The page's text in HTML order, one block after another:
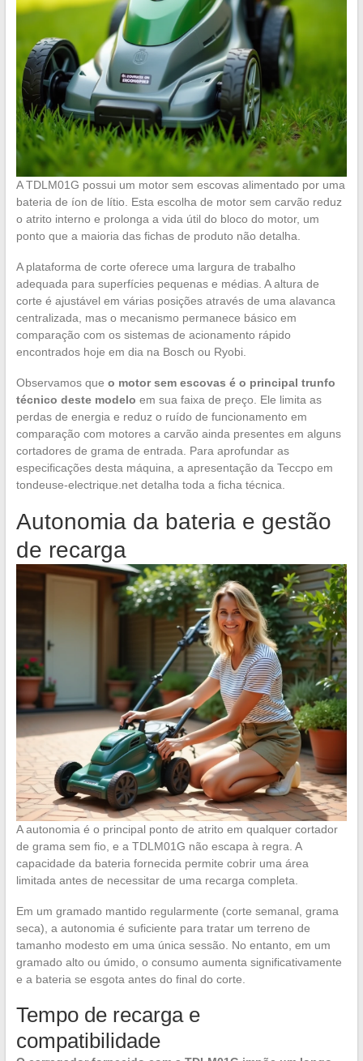
A TDLM01G possui um motor sem escovas alimentado por uma
bateria de íon de lítio. Esta escolha de motor sem carvão reduz
o atrito interno e prolonga a vida útil do bloco do motor, um
ponto que a maioria das fichas de produto não detalha.
A plataforma de corte oferece uma largura de trabalho
adequada para superfícies pequenas e médias. A altura de
corte é ajustável em várias posições através de uma alavanca
centralizada, mas o mecanismo permanece básico em
comparação com os sistemas de acionamento rápido
encontrados hoje em dia na Bosch ou Ryobi.
Observamos que o motor sem escovas é o principal trunfo
técnico deste modelo em sua faixa de preço. Ele limita as
perdas de energia e reduz o ruído de funcionamento em
comparação com motores a carvão ainda presentes em alguns
cortadores de grama de entrada. Para aprofundar as
especificações desta máquina, a apresentação da Teccpo em
tondeuse-electrique.net detalha toda a ficha técnica.
Autonomia da bateria e gestão
de recarga
A autonomia é o principal ponto de atrito em qualquer cortador
de grama sem fio, e a TDLM01G não escapa à regra. A
capacidade da bateria fornecida permite cobrir uma área
limitada antes de necessitar de uma recarga completa.
Em um gramado mantido regularmente (corte semanal, grama
seca), a autonomia é suficiente para tratar um terreno de
tamanho modesto em uma única sessão. No entanto, em um
gramado alto ou úmido, o consumo aumenta significativamente
e a bateria se esgota antes do final do corte.
Tempo de recarga e
compatibilidade